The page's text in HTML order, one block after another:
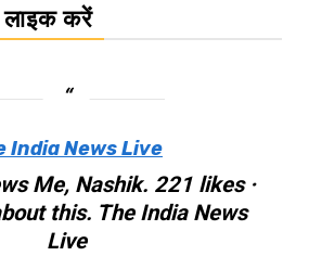
करें
India News Live
Me, Nashik. 221 likes ·
this. The India News
Live